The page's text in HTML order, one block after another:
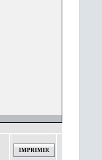
IMPRIMIR